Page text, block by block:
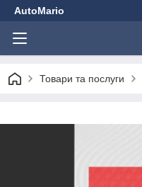
AutoMario
Товари та послуги